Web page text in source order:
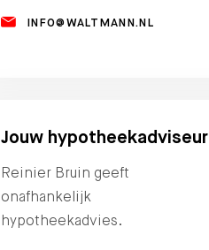
INFO@WALTMANN.NL
Jouw hypotheekadviseur
Reinier Bruin geeft
onafhankelijk
hypotheekadvies.